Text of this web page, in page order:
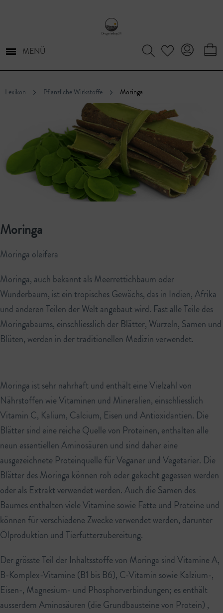
MENÜ
Lexikon Pflanzliche Wirkstoffe Moringa
Moringa
Moringa oleifera
Moringa, auch bekannt als Meerrettichbaum oder
Wunderbaum, ist ein tropisches Gewächs, das in Indien, Afrika
und anderen Teilen der Welt angebaut wird. Fast alle Teile des
Moringabaums, einschliesslich der Blätter, Wurzeln, Samen und
Blüten, werden in der traditionellen Medizin verwendet.
Moringa ist sehr nahrhaft und enthält eine Vielzahl von
Nährstoffen wie Vitaminen und Mineralien, einschliesslich
Vitamin C, Kalium, Calcium, Eisen und Antioxidantien. Die
Blätter sind eine reiche Quelle von Proteinen, enthalten alle
neun essentiellen Aminosäuren und sind daher eine
ausgezeichnete Proteinquelle für Veganer und Vegetarier. Die
Blätter des Moringa können roh oder gekocht gegessen werden
oder als Extrakt verwendet werden. Auch die Samen des
Baumes enthalten viele Vitamine sowie Fette und Proteine ​​und
können für verschiedene Zwecke verwendet werden, darunter
Ölproduktion und Tierfutterzubereitung.
Der grösste Teil der Inhaltsstoffe von Moringa sind Vitamine A,
B-Komplex-Vitamine (B1 bis B6), C-Vitamin sowie Kalzium-,
Eisen-, Magnesium- und Phosphorverbindungen; es enthält
ausserdem Aminosäuren (die Grundbausteine ​​von Protein) ,